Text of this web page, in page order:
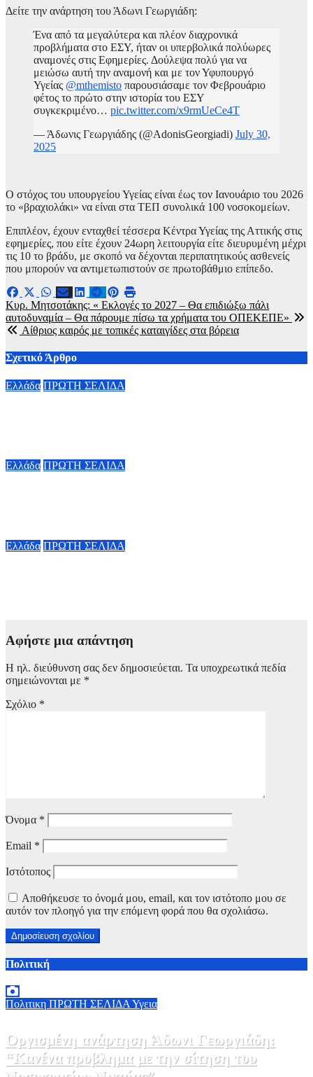
Δείτε την ανάρτηση του Άδωνι Γεωργιάδη:
Ένα από τα μεγαλύτερα και πλέον διαχρονικά
προβλήματα στο ΕΣΥ, ήταν οι υπερβολικά πολύωρες
αναμονές στις Εφημερίες. Δούλεψα πολύ για να
μειώσω αυτή την αναμονή και με τον Υφυπουργό
Υγείας @mthemisto παρουσιάσαμε τον Φεβρουάριο
φέτος το πρώτο στην ιστορία του ΕΣΥ
συγκεκριμένο… pic.twitter.com/x9rmUeCe4T
— Άδωνις Γεωργιάδης (@AdonisGeorgiadi) July 30,
2025
Ο στόχος του υπουργείου Υγείας είναι έως τον Ιανουάριο του 2026
το «βραχιολάκι» να είναι στα ΤΕΠ συνολικά 100 νοσοκομείων.
Επιπλέον, έχουν ενταχθεί τέσσερα Κέντρα Υγείας της Αττικής στις
εφημερίες, που είτε έχουν 24ωρη λειτουργία είτε διευρυμένη μέχρι
τις 10 το βράδυ, με σκοπό να δέχονται περιπατητικούς ασθενείς
που μπορούν να αντιμετωπιστούν σε πρωτοβάθμιο επίπεδο.
Πλοήγηση
άρθρων
Κυρ. Μητσοτάκης: « Εκλογές το 2027 – Θα επιδιώξω πάλι
αυτοδυναμία – Θα πάρουμε πίσω τα χρήματα του ΟΠΕΚΕΠΕ»
Αίθριος καιρός με τοπικές καταιγίδες στα βόρεια
Σχετικό Άρθρο
Ελλάδα ΠΡΩΤΗ ΣΕΛΙΔΑ
Ελλάδα ΠΡΩΤΗ ΣΕΛΙΔΑ
Ελλάδα ΠΡΩΤΗ ΣΕΛΙΔΑ
Αφήστε μια απάντηση
Η ηλ. διεύθυνση σας δεν δημοσιεύεται. Τα υποχρεωτικά πεδία
σημειώνονται με *
Σχόλιο *
Όνομα *
Email *
Ιστότοπος
Αποθήκευσε το όνομά μου, email, και τον ιστότοπο μου σε
αυτόν τον πλοηγό για την επόμενη φορά που θα σχολιάσω.
Πολιτική
Πολιτικη ΠΡΩΤΗ ΣΕΛΙΔΑ Υγεια
Οργισμένη ανάρτηση Άδωνι Γεωργιάδη:
“Κανένα προβλημα με την σίτηση του